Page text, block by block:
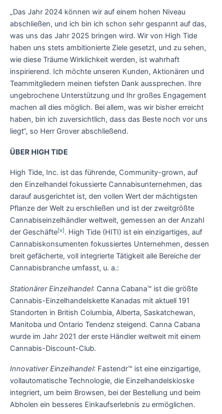
„Das Jahr 2024 können wir auf einem hohen Niveau
abschließen, und ich bin ich schon sehr gespannt auf das,
was uns das Jahr 2025 bringen wird. Wir von High Tide
haben uns stets ambitionierte Ziele gesetzt, und zu sehen,
wie diese Träume Wirklichkeit werden, ist wahrhaft
inspirierend. Ich möchte unseren Kunden, Aktionären und
Teammitgliedern meinen tiefsten Dank aussprechen. Ihre
ungebrochene Unterstützung und Ihr großes Engagement
machen all dies möglich. Bei allem, was wir bisher erreicht
haben, bin ich zuversichtlich, dass das Beste noch vor uns
liegt“, so Herr Grover abschließend.
ÜBER HIGH TIDE
High Tide, Inc. ist das führende, Community-grown, auf
den Einzelhandel fokussierte Cannabisunternehmen, das
darauf ausgerichtet ist, den vollen Wert der mächtigsten
Pflanze der Welt zu erschließen und ist der zweitgrößte
Cannabiseinzelhändler weltweit, gemessen an der Anzahl
der Geschäfte[v]. High Tide (HITI) ist ein einzigartiges, auf
Cannabiskonsumenten fokussiertes Unternehmen, dessen
breit gefächerte, voll integrierte Tätigkeit alle Bereiche der
Cannabisbranche umfasst, u. a.:
Stationärer Einzelhandel: Canna Cabana™ ist die größte
Cannabis-Einzelhandelskette Kanadas mit aktuell 191
Standorten in British Columbia, Alberta, Saskatchewan,
Manitoba und Ontario Tendenz steigend. Canna Cabana
wurde im Jahr 2021 der erste Händler weltweit mit einem
Cannabis-Discount-Club.
Innovativer Einzelhandel: Fastendr™ ist eine einzigartige,
vollautomatische Technologie, die Einzelhandelskioske
integriert, um beim Browsen, bei der Bestellung und beim
Abholen ein besseres Einkaufserlebnis zu ermöglichen.